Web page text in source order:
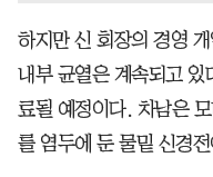
하지만 신 회장의 경영
내부 균열은 계속되고 있
료될 예정이다. 차남은
를 염두에 둔 물밑 신경